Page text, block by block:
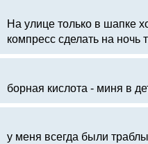
На улице только в шапке
компресс сделать на ночь
борная кислота - миня в
у меня всегда были